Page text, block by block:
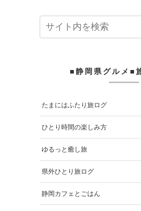
■静岡県グルメ■
たまにはふたり旅ログ
ひとり時間の楽しみ方
ゆるっと癒し旅
県外ひとり旅ログ
静岡カフェとごはん